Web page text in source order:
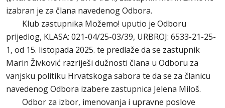
izabran je za člana navedenog Odbora.
Klub zastupnika Možemo! uputio je Odboru
prijedlog, KLASA: 021-04/25-03/39, URBROJ: 6533-21-25-
1, od 15. listopada 2025. te predlaže da se zastupnik
Marin Živković razriješi dužnosti člana u Odboru za
vanjsku politiku Hrvatskoga sabora te da se za članicu
navedenog Odbora izabere zastupnica Jelena Miloš.
Odbor za izbor, imenovanja i upravne poslove